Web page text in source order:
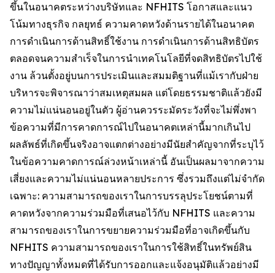
ขึ้นในอนาคตระหว่างบริษัทและ NFHITS โอกาสและแนว
โน้มทางธุรกิจ กลยุทธ์ ความคาดหวังด้านรายได้ในอนาคต
การดำเนินการด้านสิทธิ์ใช้งาน การดำเนินการด้านสิทธิบัตร
ตลอดจนความสำเร็จในการนำเทคโนโลยีที่จดสิทธิบัตรไปใช้
งาน ล้วนตั้งอยู่บนการประเมินและสมมติฐานที่แม้เรากับฝ่าย
บริหารจะพิจารณาว่าสมเหตุสมผล แต่โดยธรรมชาติแล้วยังมี
ความไม่แน่นอนอยู่ในตัว ผู้อ่านควรระมัดระวังที่จะไม่พึ่งพา
ข้อความที่มีการคาดการณ์ไปในอนาคตเหล่านี้มากเกินไป
ผลลัพธ์ที่เกิดขึ้นจริงอาจแตกต่างอย่างมีนัยสำคัญจากที่ระบุไว้
ในข้อความคาดการณ์ล่วงหน้าเหล่านี้ อันเป็นผลมาจากความ
เสี่ยงและความไม่แน่นอนหลายประการ ซึ่งรวมถึงแต่ไม่จำกัด
เฉพาะ: ความสามารถของเราในการบรรลุประโยชน์ตามที่
คาดหวังจากความร่วมมือที่เสนอไว้กับ NFHITS และความ
สามารถของเราในการขยายความร่วมมือที่อาจเกิดขึ้นกับ
NFHITS ความสามารถของเราในการใช้สิทธิ์ในทรัพย์สิน
ทางปัญญาทั้งหมดที่ได้รับการออกและแจ้งอนุมัติแล้วอย่างมี